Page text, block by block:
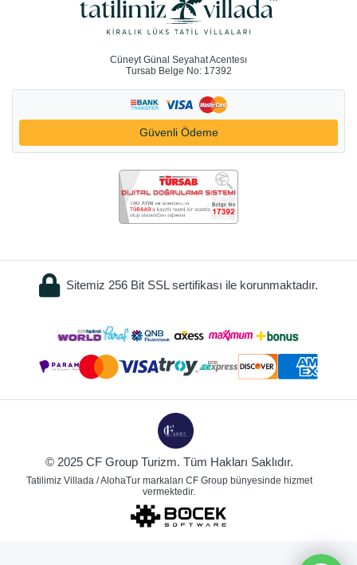
Cüneyt Günal Seyahat Acentesı
Tursab Belge No: 17392
Güvenli Ödeme
Sitemiz 256 Bit SSL sertifikası ile korunmaktadır.
© 2025 CF Group Turizm. Tüm Hakları Saklıdır.
Tatilimiz Villada / AlohaTur markaları CF Group bünyesinde hizmet
vermektedir.